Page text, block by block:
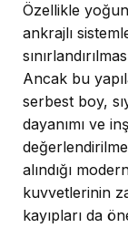
Özellikle
ankrajlı
Ancak bu
serbest boy,
dayanımı ve
alındığı
kuvvetlerinin
kayıpları da